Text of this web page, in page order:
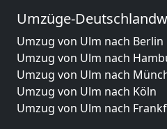
Umzüge-
Umzug von Ulm nach Berlin
Umzug von Ulm nach
Umzug von Ulm nach
Umzug von Ulm nach Köln
Umzug von Ulm nach